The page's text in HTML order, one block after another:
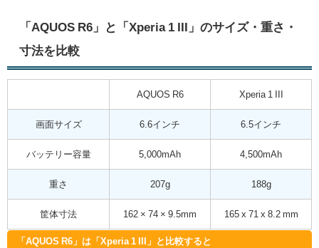
「AQUOS R6」と「Xperia 1 III」のサイズ・重さ・
寸法を比較
AQUOS R6 Xperia 1 III
画面サイズ 6.6インチ 6.5インチ
バッテリー容量 5,000mAh 4,500mAh
重さ 207g 188g
筐体寸法 162 × 74 × 9.5mm 165 x 71 x 8.2 mm
「AQUOS R6」は「Xperia 1 III」と比較すると